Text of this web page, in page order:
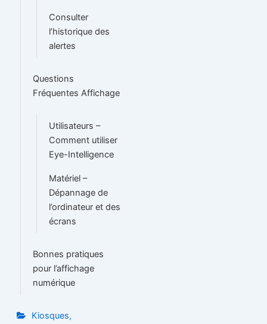
Consulter
l’historique des
alertes
Questions
Fréquentes Affichage
Utilisateurs –
Comment utiliser
Eye-Intelligence
Matériel –
Dépannage de
l’ordinateur et des
écrans
Bonnes pratiques
pour l’affichage
numérique
Kiosques,